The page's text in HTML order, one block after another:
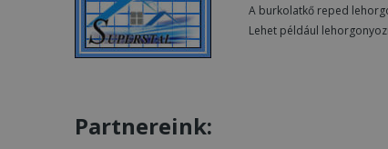
A burkolatkő reped
Lehet például
Partnereink: